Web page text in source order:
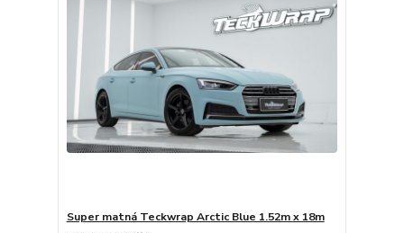
Super matná Teckwrap Arctic Blue 1.52m x 18m